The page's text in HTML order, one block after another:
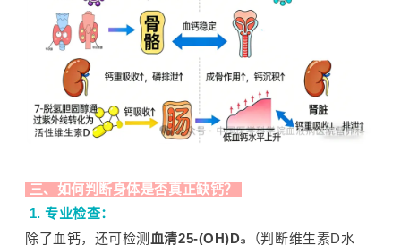
三、如何判断身体是否真正缺钙？
1. 专业检查：
除了血钙，还可检测 血清25-(OH)D₃ （判断维生素D水